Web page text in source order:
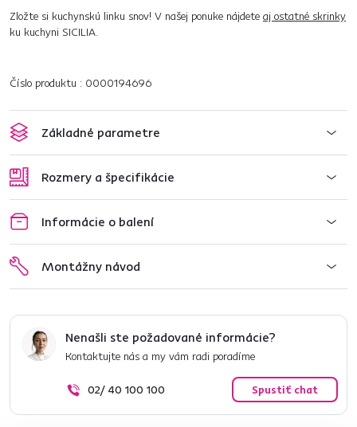
Zložte si kuchynskú linku snov! V našej ponuke nájdete aj ostatné skrinky
ku kuchyni SICILIA.
Číslo produktu : 0000194696
Základné parametre
Rozmery a špecifikácie
Informácie o balení
Montážny návod
Nenašli ste požadované informácie?
Kontaktujte nás a my vám radi poradíme
02/ 40 100 100 Spustiť chat